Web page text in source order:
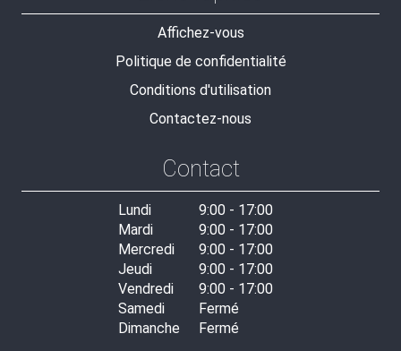
Affichez-vous
Politique de confidentialité
Conditions d'utilisation
Contactez-nous
Contact
Lundi
9:00 - 17:00
Mardi
9:00 - 17:00
Mercredi
9:00 - 17:00
Jeudi
9:00 - 17:00
Vendredi
9:00 - 17:00
Samedi
Fermé
Dimanche
Fermé